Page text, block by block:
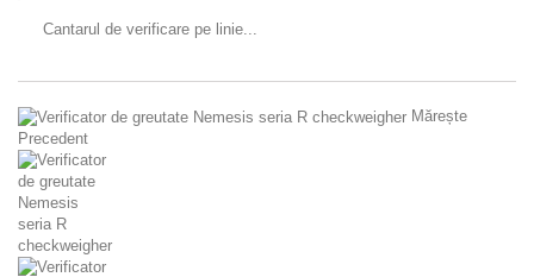
Cantarul de verificare pe linie...
Mărește
Precedent